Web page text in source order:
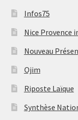
Infos75
Nice Provence
Nouveau
Ojim
Riposte Laïque
Synthèse